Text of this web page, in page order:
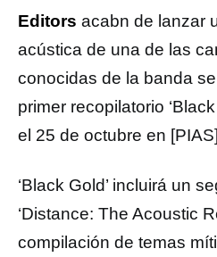
Editors acabn de lanzar
acústica de una de las
conocidas de la banda
primer recopilatorio
el 25 de octubre en
‘Black Gold’ incluirá un
‘Distance: The Acoustic
compilación de temas